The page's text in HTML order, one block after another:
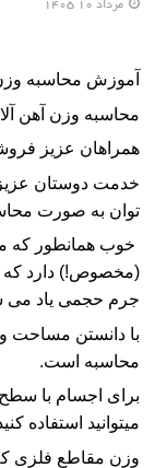
مرداد 10 1405
آموزش محاسبه
محاسبه وزن آهن
همراهان عزیز
خدمت دوستان
توان به صورت
خوب همانطور که
(مخصوص!) دارد که
جرم حجمی یاد می
با دانستن مساحت
محاسبه است.
برای اجسام با
میتوانید استفاده
وزن مقاطع فلزی که